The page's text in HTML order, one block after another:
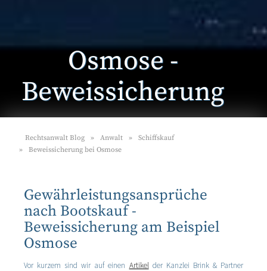
Osmose -
Beweissicherung
Rechtsanwalt Blog Anwalt
Schiffskauf
Beweissicherung bei Osmose
Gewährleistungsansprüche
nach Bootskauf -
Beweissicherung am Beispiel
Osmose
Vor kurzem sind wir auf einen Artikelder Kanzlei Brink & Partner